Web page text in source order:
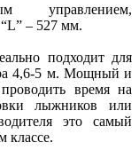
управлением,
– 527 мм.
подходит для
4,6-5 м. Мощный и
время на
лыжников или
это самый
классе.